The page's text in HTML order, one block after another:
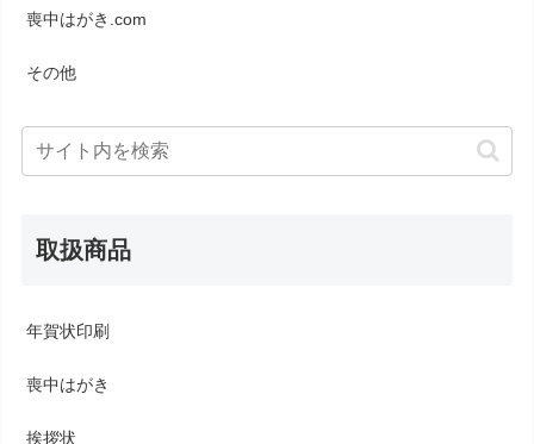
喪中はがき.com
その他
取扱商品
年賀状印刷
喪中はがき
挨拶状